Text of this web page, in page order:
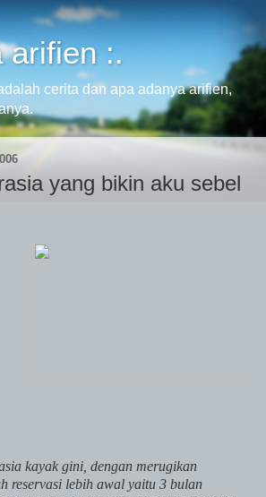
arifien :.
cerita dan apa adanya arifien,
yang bikin aku sebel
kayak gini, dengan merugikan
reservasi lebih awal yaitu 3 bulan